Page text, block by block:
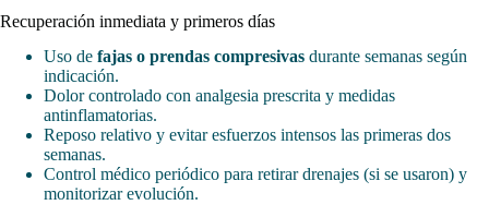
Recuperación inmediata y primeros días
Uso de fajas o prendas compresivas durante semanas según
indicación.
Dolor controlado con analgesia prescrita y medidas
antinflamatorias.
Reposo relativo y evitar esfuerzos intensos las primeras dos
semanas.
Control médico periódico para retirar drenajes (si se usaron) y
monitorizar evolución.